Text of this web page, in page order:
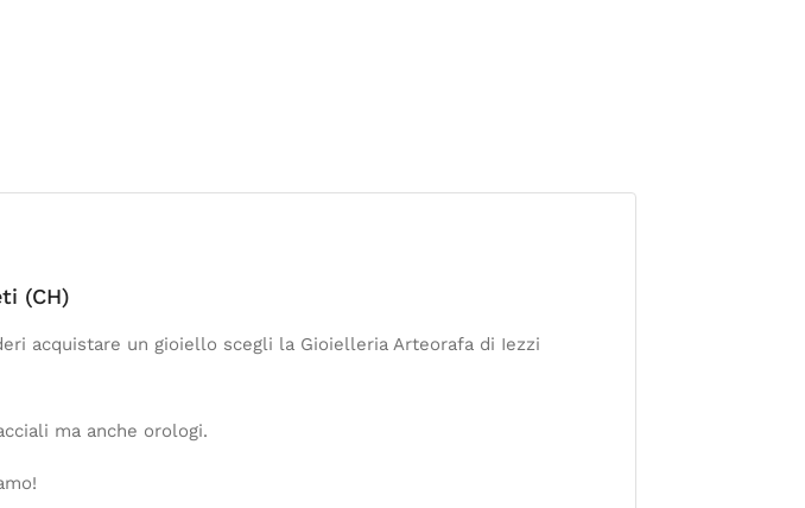
(CH)
acquistare un gioiello scegli la Gioielleria Arteorafa di Iezzi
ma anche orologi.